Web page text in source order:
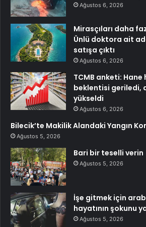
Ağustos 6, 2026
Mirasçıları daha
Ünlü doktora ait
satışa çıktı
Ağustos 6, 2026
TCMB anketi: Hane
beklentisi geriledi,
yükseldi
Ağustos 6, 2026
Bilecik’te Makilik Alandaki Yangın
Ağustos 5, 2026
Bari bir teselli verin
Ağustos 5, 2026
İşe gitmek için
hayatının şokunu
Ağustos 5, 2026